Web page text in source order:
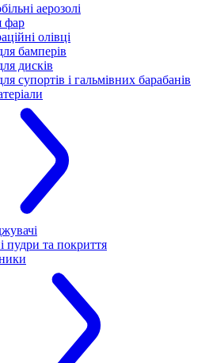
аерозолі
фар
олівці
бамперів
дисків
супортів і гальмівних барабанів
пудри та покриття